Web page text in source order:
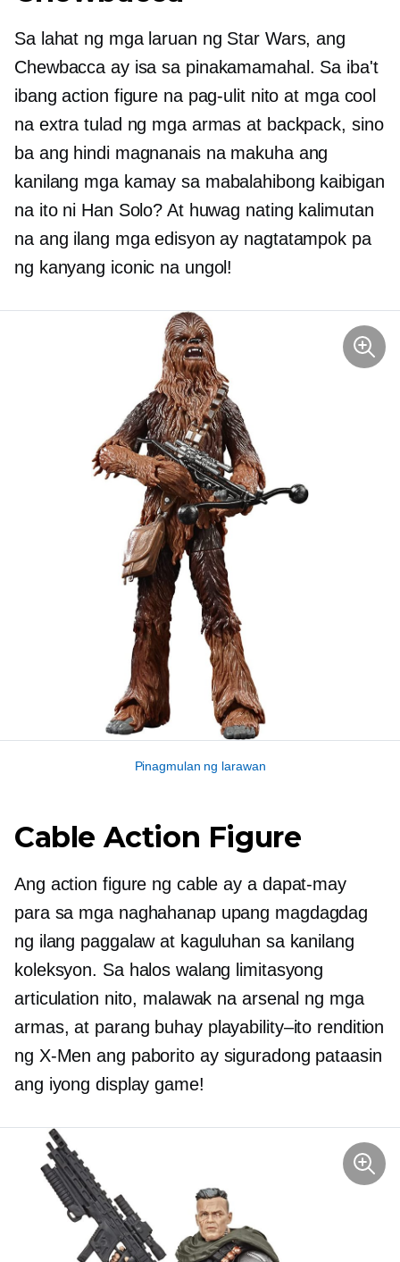
Sa lahat ng mga laruan ng Star Wars, ang
Chewbacca ay isa sa pinakamamahal. Sa iba't
ibang action figure na pag-ulit nito at mga cool
na extra tulad ng mga armas at backpack, sino
ba ang hindi magnanais na makuha ang
kanilang mga kamay sa mabalahibong kaibigan
na ito ni Han Solo? At huwag nating kalimutan
na ang ilang mga edisyon ay nagtatampok pa
ng kanyang iconic na ungol!
Pinagmulan ng larawan
Cable Action Figure
Ang action figure ng cable ay a dapat-may
para sa mga naghahanap upang magdagdag
ng ilang paggalaw at kaguluhan sa kanilang
koleksyon. Sa halos walang limitasyong
articulation nito, malawak na arsenal ng mga
armas, at parang buhay playability–ito rendition
ng X-Men ang paborito ay siguradong pataasin
ang iyong display game!